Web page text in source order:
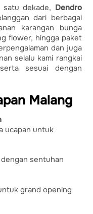
dekade, Dendro
dari berbagai
karangan bunga
flower, hingga paket
dan juga
selalu kami rangkai
sesuai dengan
Malang
ucapan untuk
sentuhan
grand opening